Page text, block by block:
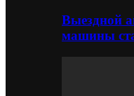
Выездной
машины